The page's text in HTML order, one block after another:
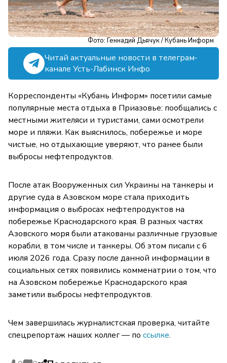
Фото: Геннадий Дьячук / Кубань Информ
Читай актуальные новости в телеграм-
канале Усть-Лабинск Инфо
Корреспонденты «Кубань Информ» посетили самые
популярные места отдыха в Приазовье: пообщались с
местными жителяси и туристами, сами осмотрели
море и пляжи. Как выяснилось, побережье и море
чистые, но отдыхающие уверяют, что ранее были
выбросы нефтепродуктов.
После атак Вооруженных сил Украины на танкеры и
другие суда в Азовском море стала приходить
информация о выбросах нефтепродуктов на
побережье Краснодарского края. В разных частях
Азовского моря были атакованы различные грузовые
корабли, в том числе и танкеры. Об этом писали с 6
июля 2026 года. Сразу после данной информации в
социальных сетях появились комменатрии о том, что
на Азовском побережье Краснодарского края
заметили выбросы нефтепродуктов.
Чем завершилась журналистская проверка, читайте
спецрепортаж наших коллег — по ссылке.